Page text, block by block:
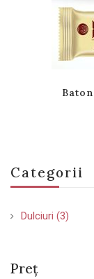
Categorii
Dulciuri (3)
Preț